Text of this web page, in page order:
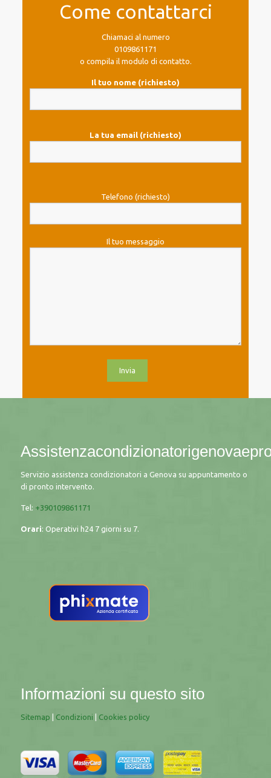
Come contattarci
Chiamaci al numero
0109861171
o compila il modulo di contatto.
Il tuo nome (richiesto)
La tua email (richiesto)
Telefono (richiesto)
Il tuo messaggio
Servizio assistenza condizionatori a Genova su appuntamento o
di pronto intervento.
Tel: +390109861171
Orari: Operativi h24 7 giorni su 7.
Informazioni su questo sito
Sitemap Condizioni Cookies policy